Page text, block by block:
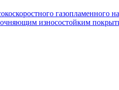
газопламенного
износостойким